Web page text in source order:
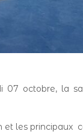
07 octobre, la
les principaux